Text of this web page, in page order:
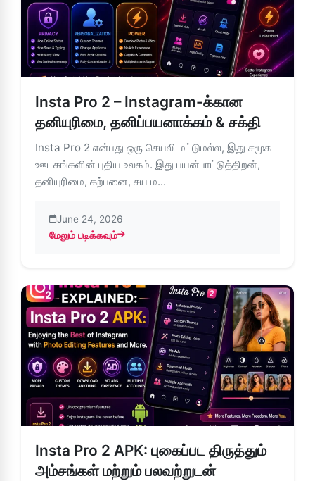
Insta Pro 2 – Instagram-க்கான
தனியுரிமை, தனிப்பயனாக்கம் & சக்தி
Insta Pro 2 என்பது ஒரு செயலி மட்டுமல்ல, இது சமூக
ஊடகங்களின் புதிய உலகம். இது பயன்பாட்டுத்திறன்,
தனியுரிமை, கற்பனை, சுய ம...
June 24, 2026
மேலும் படிக்கவும்
about Insta Pro 2 – Instagram-க்கான தனியுரிமை,
Insta Pro 2 APK: புகைப்பட திருத்தும்
அம்சங்கள் மற்றும் பலவற்றுடன்